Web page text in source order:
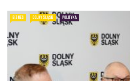
BIZNES DOLNY ŚLĄSK POLITYKA